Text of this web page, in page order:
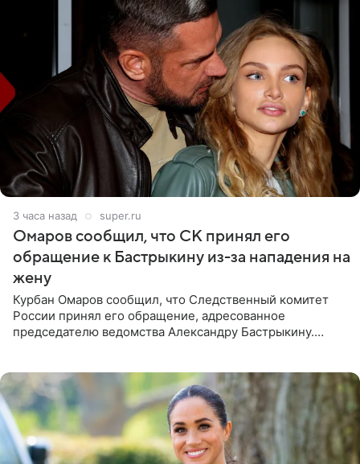
3 часа назад super.ru
Омаров сообщил, что СК принял его
обращение к Бастрыкину из-за нападения на
жену
Курбан Омаров сообщил, что Следственный комитет
России принял его обращение, адресованное
председателю ведомства Александру Бастрыкину.